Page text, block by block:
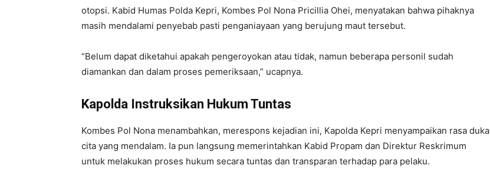
otopsi. Kabid Humas Polda Kepri, Kombes Pol Nona Pricillia Ohei, menyatakan bahwa pihaknya
masih mendalami penyebab pasti penganiayaan yang berujung maut tersebut.
“Belum dapat diketahui apakah pengeroyokan atau tidak, namun beberapa personil sudah
diamankan dan dalam proses pemeriksaan,” ucapnya.
Kapolda Instruksikan Hukum Tuntas
Kombes Pol Nona menambahkan, merespons kejadian ini, Kapolda Kepri menyampaikan rasa duka
cita yang mendalam. Ia pun langsung memerintahkan Kabid Propam dan Direktur Reskrimum
untuk melakukan proses hukum secara tuntas dan transparan terhadap para pelaku.